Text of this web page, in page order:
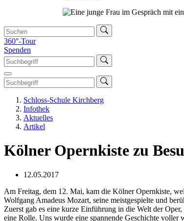
360°-Tour
Spenden
Schloss-Schule Kirchberg
Infothek
Aktuelles
Artikel
Kölner Opernkiste zu
12.05.2017
Am Freitag, dem 12. Mai, kam die Kölner Opernkiste,
Wolfgang Amadeus Mozart, seine meistgespielte und
Zuerst gab es eine kurze Einführung in die Welt der
eine Rolle. Uns wurde eine spannende Geschichte